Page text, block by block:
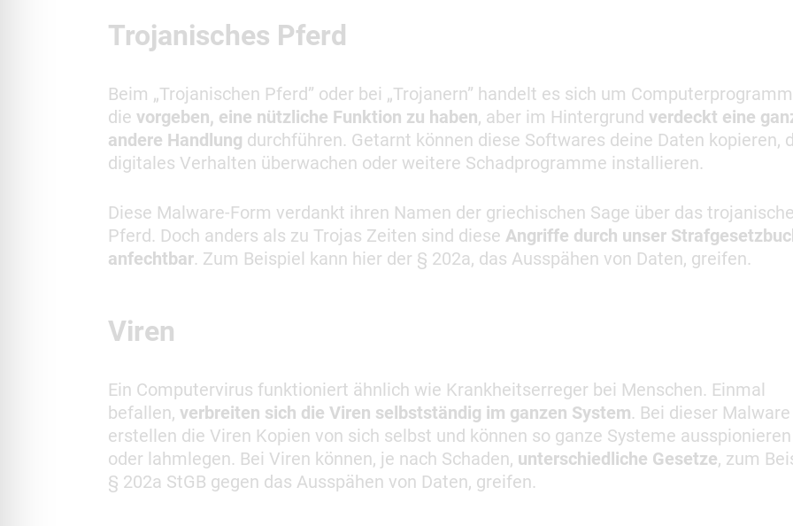
Trojanisches Pferd
Beim „Trojanischen Pferd” oder bei „Trojanern” handelt es sich um
die vorgeben, eine nützliche Funktion zu haben, aber im Hintergrund verdeckt eine
andere Handlung durchführen. Getarnt können diese Softwares deine Daten kopieren,
digitales Verhalten überwachen oder weitere Schadprogramme installieren.
Diese Malware-Form verdankt ihren Namen der griechischen Sage über das
Pferd. Doch anders als zu Trojas Zeiten sind diese Angriffe durch unser
anfechtbar. Zum Beispiel kann hier der § 202a, das Ausspähen von Daten, greifen.
Viren
Ein Computervirus funktioniert ähnlich wie Krankheitserreger bei Menschen. Einmal
befallen, verbreiten sich die Viren selbstständig im ganzen System. Bei dieser Malware
erstellen die Viren Kopien von sich selbst und können so ganze Systeme ausspionieren
oder lahmlegen. Bei Viren können, je nach Schaden, unterschiedliche Gesetze, zum
§ 202a StGB gegen das Ausspähen von Daten, greifen.